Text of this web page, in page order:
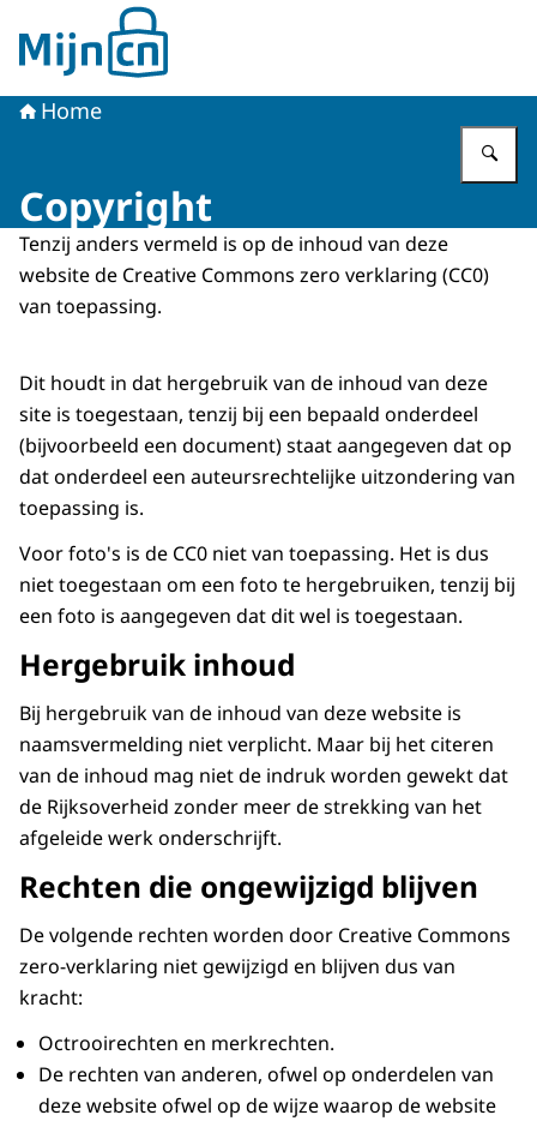
Naar de homepage van MijnCN
Home
Copyright
Tenzij anders vermeld is op de inhoud van deze
website de Creative Commons zero verklaring (CC0)
van toepassing.
Dit houdt in dat hergebruik van de inhoud van deze
site is toegestaan, tenzij bij een bepaald onderdeel
(bijvoorbeeld een document) staat aangegeven dat op
dat onderdeel een auteursrechtelijke uitzondering van
toepassing is.
Voor foto's is de CC0 niet van toepassing. Het is dus
niet toegestaan om een foto te hergebruiken, tenzij bij
een foto is aangegeven dat dit wel is toegestaan.
Hergebruik inhoud
Bij hergebruik van de inhoud van deze website is
naamsvermelding niet verplicht. Maar bij het citeren
van de inhoud mag niet de indruk worden gewekt dat
de Rijksoverheid zonder meer de strekking van het
afgeleide werk onderschrijft.
Rechten die ongewijzigd blijven
De volgende rechten worden door Creative Commons
zero-verklaring niet gewijzigd en blijven dus van
kracht:
Octrooirechten en merkrechten.
De rechten van anderen, ofwel op onderdelen van
deze website ofwel op de wijze waarop de website